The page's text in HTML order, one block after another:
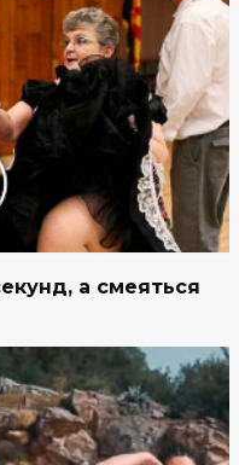
а смеяться